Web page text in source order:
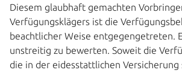
Diesem glaubhaft gemachten
Verfügungsklägers ist die
beachtlicher Weise entgegengetreten.
unstreitig zu bewerten. Soweit die
die in der eidesstattlichen Versicherung